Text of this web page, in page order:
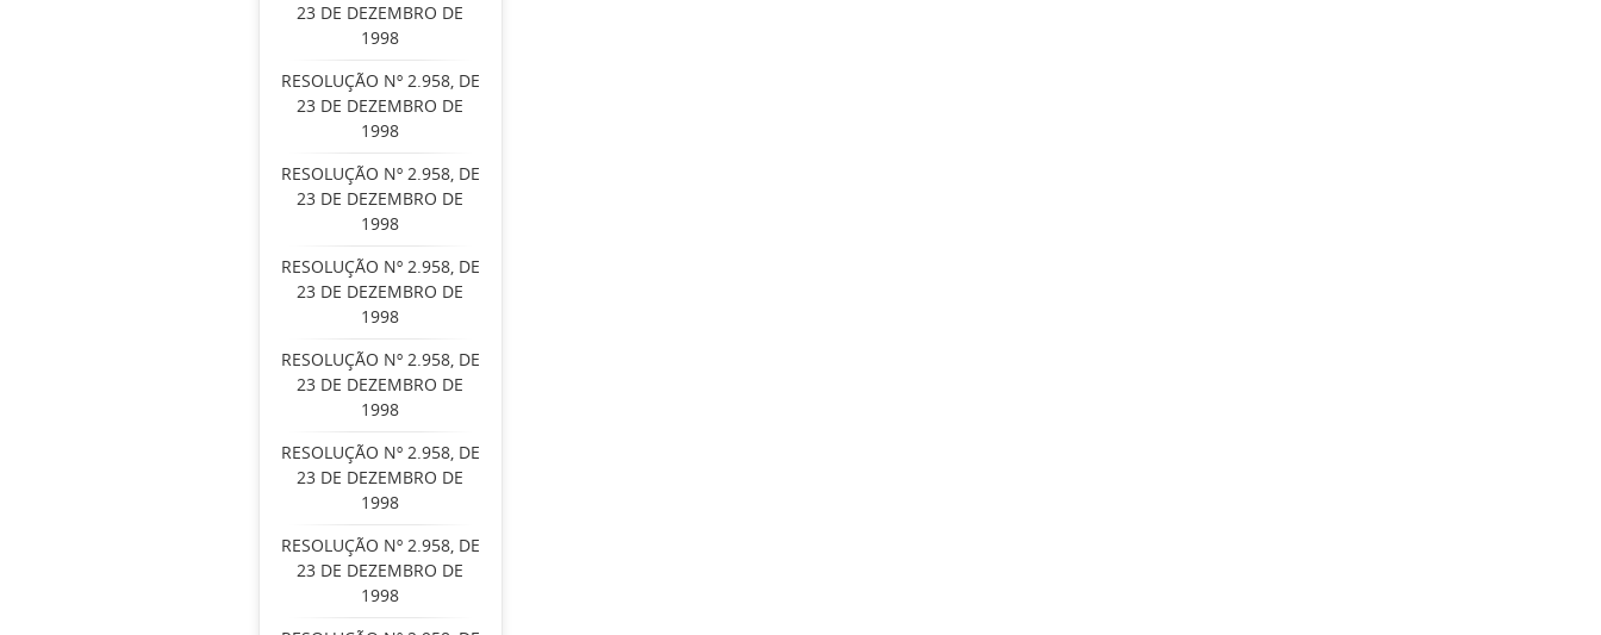
23 DE DEZEMBRO DE
1998
RESOLUÇÃO Nº 2.958, DE
23 DE DEZEMBRO DE
1998
RESOLUÇÃO Nº 2.958, DE
23 DE DEZEMBRO DE
1998
RESOLUÇÃO Nº 2.958, DE
23 DE DEZEMBRO DE
1998
RESOLUÇÃO Nº 2.958, DE
23 DE DEZEMBRO DE
1998
RESOLUÇÃO Nº 2.958, DE
23 DE DEZEMBRO DE
1998
RESOLUÇÃO Nº 2.958, DE
23 DE DEZEMBRO DE
1998